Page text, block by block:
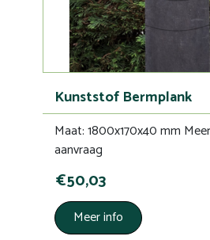
Kunststof Bermplank
Maat: 1800x170x40 mm
aanvraag
€50,03
Meer info